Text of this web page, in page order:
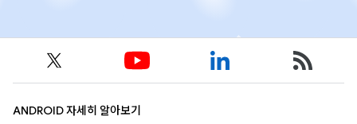
ANDROID 자세히 알아보기